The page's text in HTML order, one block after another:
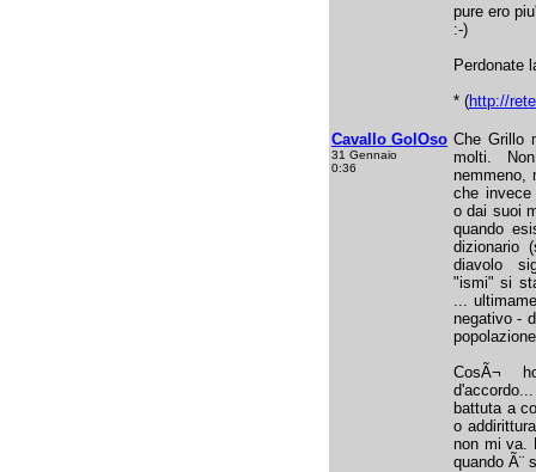
pure ero
:-)
Perdonate
* (http://
Cavallo GolOso
31 Gennaio
0:36
Che Grillo
molti.
nemmeno,
che invece
o dai suoi
quando
dizionario
diavolo
"ismi" si
...
negativo -
CosÃ¬
battuta a
o
non mi va.
quando Ã¨